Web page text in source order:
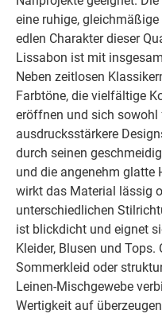
eine ruhige,
edlen Charakter dieser
Lissabon ist mit
Neben zeitlosen
Farbtöne, die vielfältige
eröffnen und sich
ausdrucksstärkere
durch seinen
und die angenehm glatte
wirkt das Material lässig
unterschiedlichen
ist blickdicht und eignet
Kleider, Blusen und
Sommerkleid oder
Leinen-Mischgewebe
Wertigkeit auf